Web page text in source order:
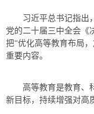
习近平总书记指出，
党的二十届三中全会《
把“优化高等教育布局
重要内容。
高等教育是教育、科
新目标，持续增强对高